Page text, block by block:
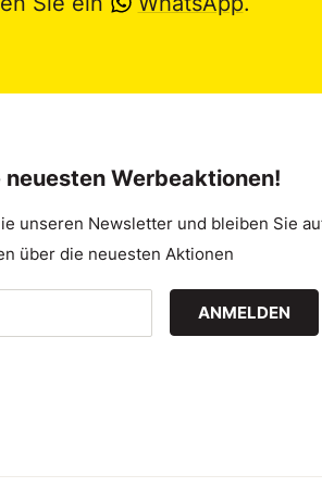
neuesten Werbeaktionen!
unseren Newsletter und bleiben Sie
über die neuesten Aktionen
ANMELDEN